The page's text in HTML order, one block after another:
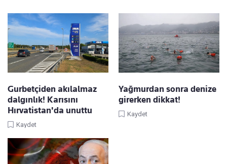
Gurbetçiden akılalmaz
dalgınlık! Karısını
Hırvatistan'da unuttu
Kaydet
Yağmurdan sonra denize
girerken dikkat!
Kaydet